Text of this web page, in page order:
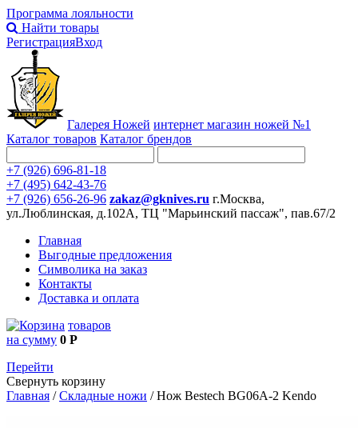
Программа лояльности
Найти товары
РегистрацияВход
Галерея Ножей интернет магазин ножей №1
Каталог товаров Каталог брендов
+7 (926) 696-81-18
+7 (495) 642-43-76
+7 (926) 656-26-96 zakaz@gknives.ru г.Москва,
ул.Люблинская, д.102А, ТЦ "Марьинский пассаж", пав.67/2
Главная
Выгодные предложения
Символика на заказ
Контакты
Доставка и оплата
товаров
на сумму 0 Р
Перейти
Свернуть корзину
Главная /Складные ножи /Нож Bestech BG06A-2 Kendo